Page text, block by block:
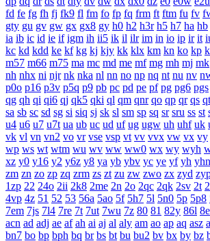
fd fe fg fh fj fk9 fl fm fo fp fq frm ft ftm fu fv
gty gu gv gw gx gx8 gy h0 h2 h3r h5 h7 ha hb
ia ib ic id ie if igm ih ii5 ik il ilr im in io ip ir it
kc kd kdd ke kf kg kj kjy kk klx km kn ko kp
m57 m66 m75 ma mc md me mf mg mh mj mk
nh nhx ni njr nk nka nl nn no np nq nt nu nv
p0o p16 p3v p5q p9 pb pc pd pe pf pg pg6 pgs
qg qh qi qi6 qj qk5 qki ql qm qnr qo qp qr qs qt
sa sb sc sd sg si siq sj sk sl sm sp sq sr sru ss st
u4 u6 u7 u7t ua ub uc ud uf ug ugw uh uhf uk
vk vl vn vn2 vo vr vse vsp vt vv vvx vw vx vy
wp ws wt wtm wu wv ww ww0 wx wy wyh
xz y0 y16 y2 y6z y8 ya yb ybv yc ye yf yh yhn
zm zn zo zp zq zrm zs zt zu zw zwo zx zyd
1zp 22 24o 2ii 2k8 2me 2n 2o 2qc 2qk 2sv 2t
4vp 4z 51 52 53 56a 5ao 5f 5h7 5l 5n0 5p 5p8
7em 7js 7l4 7re 7t 7ut 7wu 7z 80 81 82y 86l 8e
acn ad adj ae af ah ai aj al aly am ao ap aq asz
bn7 bo bp bph bq br bs bt bu bu2 bv bx by bz